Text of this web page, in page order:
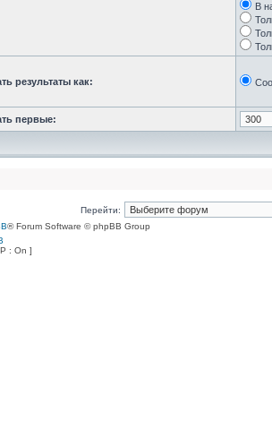
В
результаты как:
первые:
Перейти:
® Forum Software © phpBB Group
: On ]